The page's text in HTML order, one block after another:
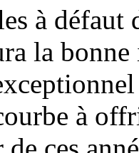
à défaut
la
à